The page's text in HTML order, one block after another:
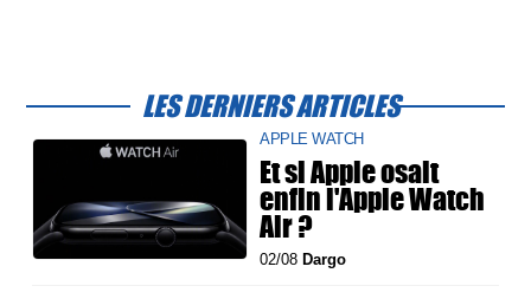
LES DERNIERS ARTICLES
APPLE WATCH
Et si Apple osait
enfin l'Apple Watch
Air ?
02/08 Dargo